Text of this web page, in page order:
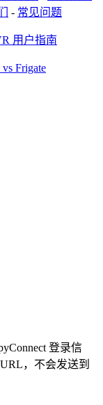
- 常见问题
用户指南
Frigate
登录信
，不会发送到